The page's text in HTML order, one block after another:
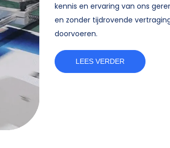
kennis en ervaring van ons
en zonder tijdrovende
doorvoeren.
LEES VERDER